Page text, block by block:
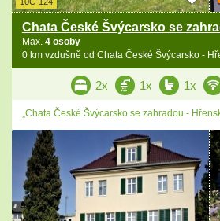
10C-124
Chata České Švýcarsko se
Max. 4 osoby
0 km vzdušně od Chata České Švýcarsko -
2x 1x 1x
„Chata České Švýcarsko se zahradou -